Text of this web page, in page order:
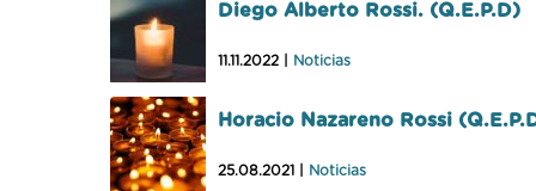
Diego Alberto Rossi. (Q.E.P.D)
11.11.2022 | Noticias
Horacio Nazareno Rossi
25.08.2021 | Noticias